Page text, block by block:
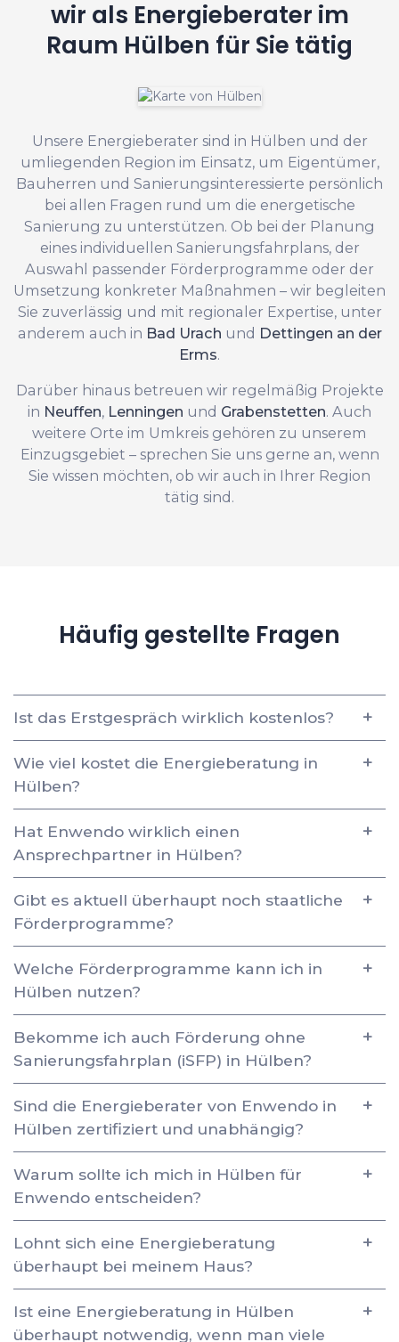
wir als Energieberater im
Raum Hülben für Sie tätig
Unsere Energieberater sind in Hülben und der
umliegenden Region im Einsatz, um Eigentümer,
Bauherren und Sanierungsinteressierte persönlich
bei allen Fragen rund um die energetische
Sanierung zu unterstützen. Ob bei der Planung
eines individuellen Sanierungsfahrplans, der
Auswahl passender Förderprogramme oder der
Umsetzung konkreter Maßnahmen – wir begleiten
Sie zuverlässig und mit regionaler Expertise, unter
anderem auch in Bad Urach und Dettingen an der
Erms.
Darüber hinaus betreuen wir regelmäßig Projekte
in Neuffen, Lenningen und Grabenstetten. Auch
weitere Orte im Umkreis gehören zu unserem
Einzugsgebiet – sprechen Sie uns gerne an, wenn
Sie wissen möchten, ob wir auch in Ihrer Region
tätig sind.
Häufig gestellte Fragen
Ist das Erstgespräch wirklich kostenlos?
Wie viel kostet die Energieberatung in
Hülben?
Hat Enwendo wirklich einen
Ansprechpartner in Hülben?
Gibt es aktuell überhaupt noch staatliche
Förderprogramme?
Welche Förderprogramme kann ich in
Hülben nutzen?
Bekomme ich auch Förderung ohne
Sanierungsfahrplan (iSFP) in Hülben?
Sind die Energieberater von Enwendo in
Hülben zertifiziert und unabhängig?
Warum sollte ich mich in Hülben für
Enwendo entscheiden?
Lohnt sich eine Energieberatung
überhaupt bei meinem Haus?
Ist eine Energieberatung in Hülben
überhaupt notwendig, wenn man viele